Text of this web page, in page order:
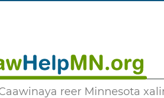
reer Minnesota